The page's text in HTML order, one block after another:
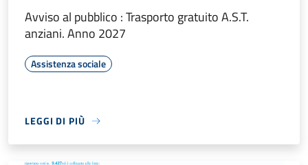
Avviso al pubblico : Trasporto gratuito A.S.T.
anziani. Anno 2027
Assistenza sociale
LEGGI DI PIÙ